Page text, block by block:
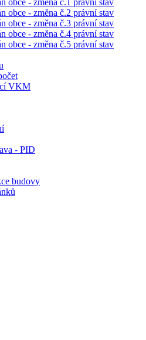
obce - změna č.1 právní stav
obce - změna č.2 právní stav
obce - změna č.3 právní stav
obce - změna č.4 právní stav
obce - změna č.5 právní stav
VKM
- PID
budovy